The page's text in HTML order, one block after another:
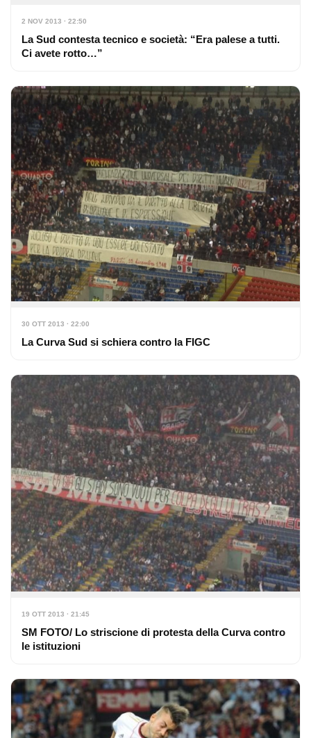
2 NOV 2013 · 22:50
La Sud contesta tecnico e società: “Era palese a tutti.
Ci avete rotto…”
30 OTT 2013 · 22:00
La Curva Sud si schiera contro la FIGC
19 OTT 2013 · 21:45
SM FOTO/ Lo striscione di protesta della Curva contro
le istituzioni